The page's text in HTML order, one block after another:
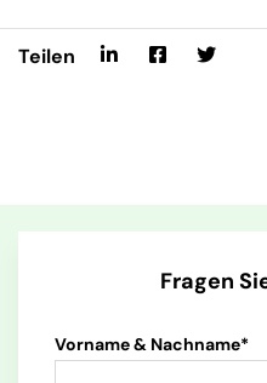
Teilen
Fragen
Vorname & Nachname*